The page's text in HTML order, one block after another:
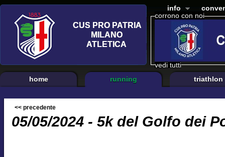
corrono con noi
vedi tutti
info
home running triathlon
<< precedente
05/05/2024 - 5k del Golfo dei